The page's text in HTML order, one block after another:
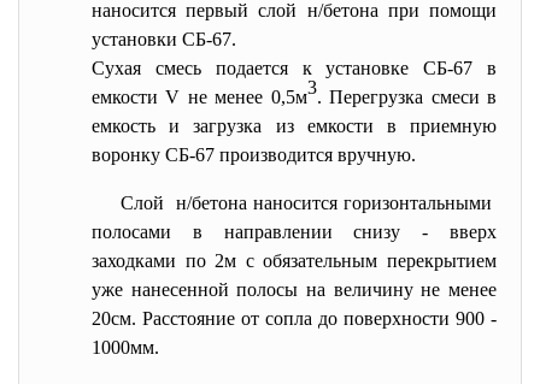
наносится первый слой н/бетона при помощи
установки СБ-67.
Сухая смесь подается к установке СБ-67 в
емкости V не менее 0,5м3. Перегрузка смеси в
емкость и загрузка из емкости в приемную
воронку СБ-67 производится вручную.
Слой н/бетона наносится горизонтальными
полосами в направлении снизу - вверх
заходками по 2м с обязательным перекрытием
уже нанесенной полосы на величину не менее
20см. Расстояние от сопла до поверхности 900 -
1000мм.